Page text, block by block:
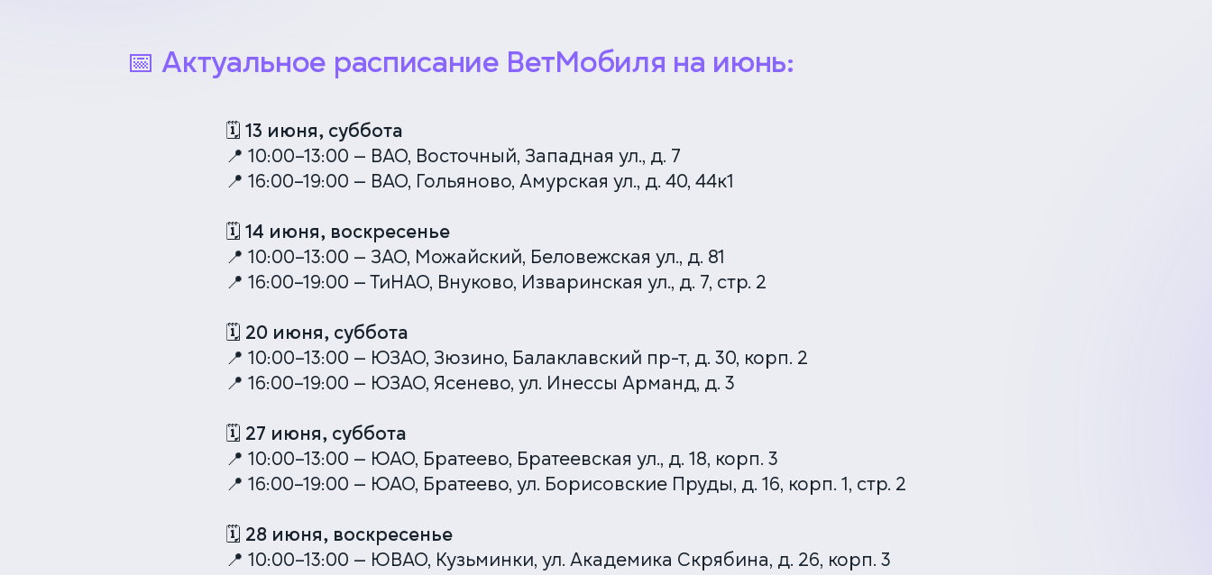
📅 Актуальное расписание ВетМобиля на июнь:
🗓 13 июня, суббота
📍 10:00–13:00 — ВАО, Восточный, Западная ул., д. 7
📍 16:00–19:00 — ВАО, Гольяново, Амурская ул., д. 40, 44к1
🗓 14 июня, воскресенье
📍 10:00–13:00 — ЗАО, Можайский, Беловежская ул., д. 81
📍 16:00–19:00 — ТиНАО, Внуково, Изваринская ул., д. 7, стр. 2
🗓 20 июня, суббота
📍 10:00–13:00 — ЮЗАО, Зюзино, Балаклавский пр-т, д. 30, корп. 2
📍 16:00–19:00 — ЮЗАО, Ясенево, ул. Инессы Арманд, д. 3
🗓 27 июня, суббота
📍 10:00–13:00 — ЮАО, Братеево, Братеевская ул., д. 18, корп. 3
📍 16:00–19:00 — ЮАО, Братеево, ул. Борисовские Пруды, д. 16, корп. 1, стр. 2
🗓 28 июня, воскресенье
📍 10:00–13:00 — ЮВАО, Кузьминки, ул. Академика Скрябина, д. 26, корп. 3
+7 (499) 288-80-36